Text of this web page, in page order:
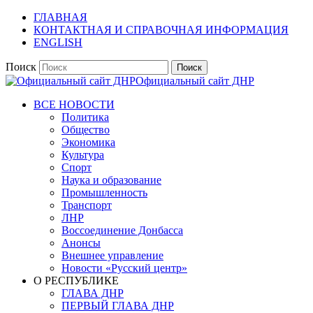
ГЛАВНАЯ
КОНТАКТНАЯ И СПРАВОЧНАЯ ИНФОРМАЦИЯ
ENGLISH
Поиск
Официальный сайт ДНР
ВСЕ НОВОСТИ
Политика
Общество
Экономика
Культура
Спорт
Наука и образование
Промышленность
Транспорт
ЛНР
Воссоединение Донбасса
Анонсы
Внешнее управление
Новости «Русский центр»
О РЕСПУБЛИКЕ
ГЛАВА ДНР
ПЕРВЫЙ ГЛАВА ДНР